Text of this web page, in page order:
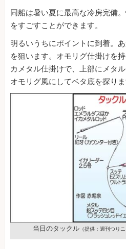
同船は暑い夏に最高な冷房完備
をすごすことができます。
明るいうちにポイントに到着。
を狙います。オモリグ仕掛けを
カメタル仕掛けで、上部にメタ
オモリグ風にしてベタ底を探りま
当日のタックル（提供：週刊つりニ